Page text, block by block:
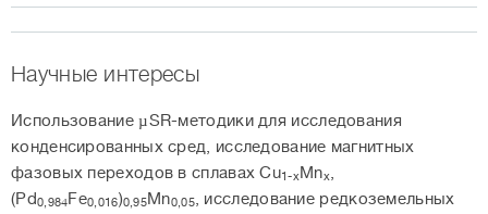
Научные интересы
Использование µSR-методики для исследования
конденсированных сред, исследование магнитных
фазовых переходов в сплавах Cu1-xMnx,
(Pd0,984Fe0,016)0,95Mn0,05, исследование редкоземельных